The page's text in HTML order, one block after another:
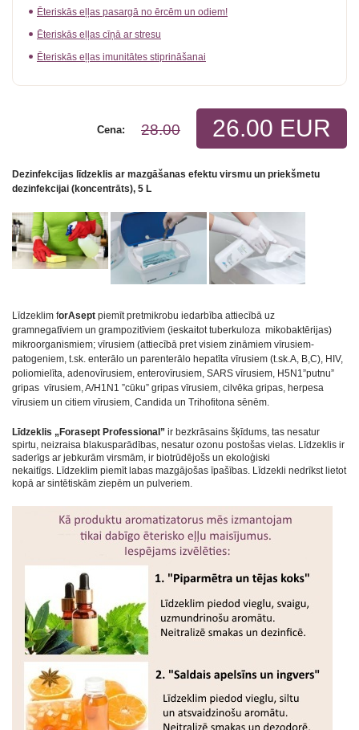
Ēteriskās eļļas pasargā no ērcēm un odiem!
Ēteriskās eļļas cīņā ar stresu
Ēteriskās eļļas imunitātes stiprināšanai
26.00 EUR
28.00
Cena:
Dezinfekcijas līdzeklis ar mazgāšanas efektu virsmu un priekšmetu
dezinfekcijai (koncentrāts), 5 L
Līdzeklim forAsept piemīt pretmikrobu iedarbība attiecībā uz
gramnegatīviem un grampozitīviem (ieskaitot tuberkuloza mikobaktērijas)
mikroorganismiem; vīrusiem (attiecībā pret visiem zināmiem vīrusiem-
patogeniem, t.sk. enterālo un parenterālo hepatīta vīrusiem (t.sk.A, B,C), HIV,
poliomielīta, adenovīrusiem, enterovīrusiem, SARS vīrusiem, H5N1”putnu”
gripas vīrusiem, A/H1N1 ”cūku” gripas vīrusiem, cilvēka gripas, herpesa
vīrusiem un citiem vīrusiem, Candida un Trihofitona sēnēm.
Līdzeklis „Forasept Professional” ir bezkrāsains šķīdums, tas nesatur
spirtu, neizraisa blakusparādības, nesatur ozonu postošas vielas. Līdzeklis ir
saderīgs ar jebkurām virsmām, ir biotrūdējošs un ekoloģiski
nekaitīgs. Līdzeklim piemīt labas mazgājošas īpašības. Līdzekli nedrīkst lietot
kopā ar sintētiskām ziepēm un pulveriem.